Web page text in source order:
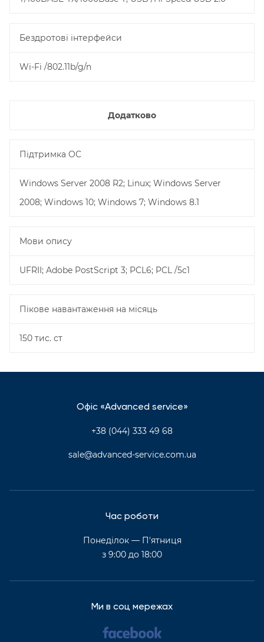
Бездротові інтерфейси
Wi-Fi /802.11b/g/n
Додатково
Підтримка ОС
Windows Server 2008 R2; Linux; Windows Server
2008; Windows 10; Windows 7; Windows 8.1
Мови опису
UFRII; Adobe PostScript 3; PCL6; PCL /5c1
Пікове навантаження на місяць
150 тис. ст
Офіс «Advanced service»
+38 (044) 333 49 68
sale@advanced-service.com.ua
Час роботи
Понеділок — П'ятниця
з 9:00 до 18:00
Ми в соц мережах